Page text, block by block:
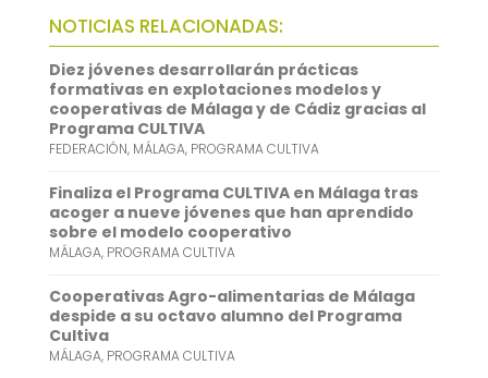
b
o
o
k
t
t
e
r
a
i
l
h
a
t
s
A
p
p
L
i
n
k
e
d
I
n
NOTICIAS RELACIONADAS:
Diez jóvenes desarrollarán prácticas
formativas en explotaciones modelos y
cooperativas de Málaga y de Cádiz gracias al
Programa CULTIVA
FEDERACIÓN, MÁLAGA, PROGRAMA CULTIVA
Finaliza el Programa CULTIVA en Málaga tras
acoger a nueve jóvenes que han aprendido
sobre el modelo cooperativo
MÁLAGA, PROGRAMA CULTIVA
Cooperativas Agro-alimentarias de Málaga
despide a su octavo alumno del Programa
Cultiva
MÁLAGA, PROGRAMA CULTIVA